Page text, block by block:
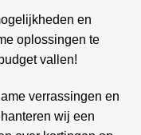
en
oplossingen te
vallen!
verrassingen en
wij een